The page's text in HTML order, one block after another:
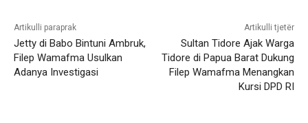
Artikulli paraprak
Jetty di Babo Bintuni Ambruk,
Filep Wamafma Usulkan
Adanya Investigasi
Artikulli tjetër
Sultan Tidore Ajak Warga
Tidore di Papua Barat Dukung
Filep Wamafma Menangkan
Kursi DPD RI